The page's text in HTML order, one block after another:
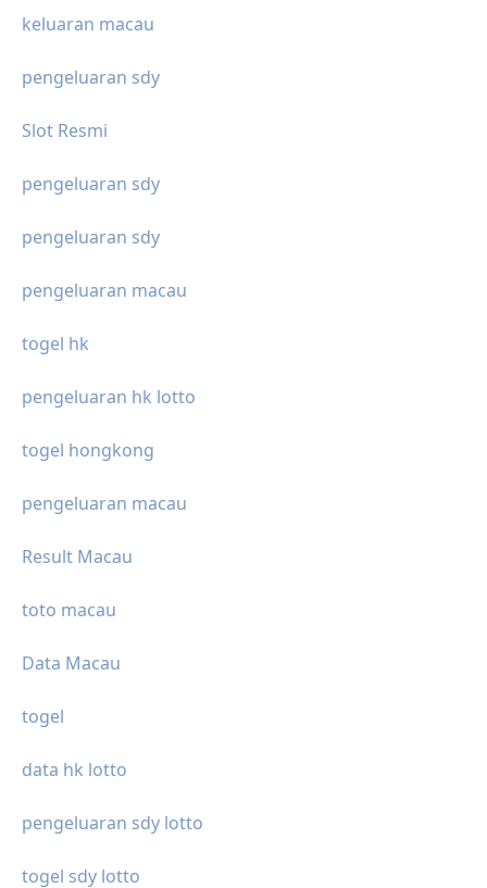
keluaran macau
pengeluaran sdy
Slot Resmi
pengeluaran sdy
pengeluaran sdy
pengeluaran macau
togel hk
pengeluaran hk lotto
togel hongkong
pengeluaran macau
Result Macau
toto macau
Data Macau
togel
data hk lotto
pengeluaran sdy lotto
togel sdy lotto